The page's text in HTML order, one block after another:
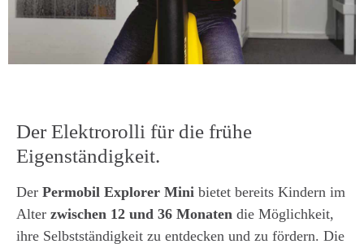
Der Elektrorolli für die frühe
Eigenständigkeit.
Der Permobil Explorer Mini bietet bereits Kindern im
Alter zwischen 12 und 36 Monaten die Möglichkeit,
ihre Selbstständigkeit zu entdecken und zu fördern. Die